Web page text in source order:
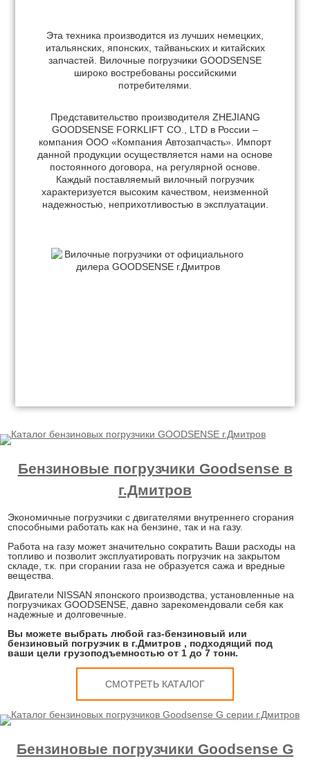
Эта техника производится из лучших немецких,
итальянских, японских, тайваньских и китайских
запчастей. Вилочные погрузчики GOODSENSE
широко востребованы российскими
потребителями.
Представительство производителя ZHEJIANG
GOODSENSE FORKLIFT CO., LTD в России –
компания ООО «Компания Автозапчасть». Импорт
данной продукции осуществляется нами на основе
постоянного договора, на регулярной основе.
Каждый поставляемый вилочный погрузчик
характеризуется высоким качеством, неизменной
надежностью, неприхотливостью в эксплуатации.
Бензиновые погрузчики Goodsense в
г.Дмитров
Экономичные погрузчики с двигателями внутреннего сгорания
способными работать как на бензине, так и на газу.
Работа на газу может значительно сократить Ваши расходы на
топливо и позволит эксплуатировать погрузчик на закрытом
складе, т.к. при сгорании газа не образуется сажа и вредные
вещества.
Двигатели NISSAN японского производства, установленные на
погрузчиках GOODSENSE, давно зарекомендовали себя как
надежные и долговечные.
Вы можете выбрать любой газ-бензиновый или
бензиновый погрузчик в г.Дмитров , подходящий под
ваши цели грузоподъемностью от 1 до 7 тонн.
СМОТРЕТЬ КАТАЛОГ
Бензиновые погрузчики Goodsense G